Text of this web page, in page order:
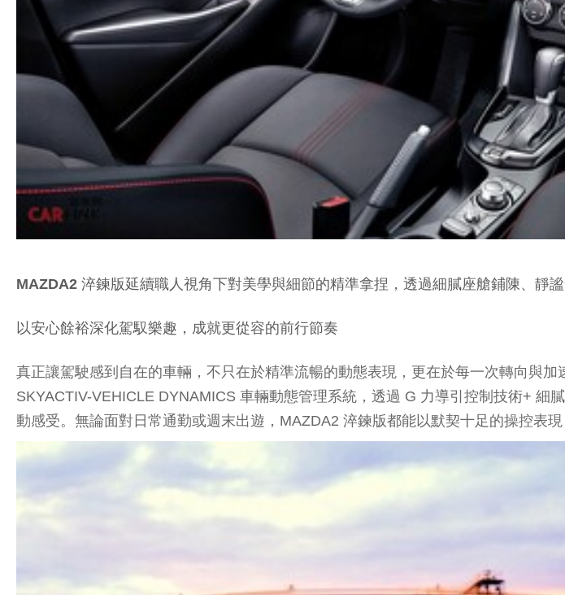
MAZDA2 淬鍊版延續職人視角下對美學與細節的精準拿捏，透過細膩座艙鋪陳、靜
以安心餘裕深化駕馭樂趣，成就更從容的前行節奏
真正讓駕駛感到自在的車輛，不只在於精準流暢的動態表現，更在於每一次轉向與
SKYACTIV-VEHICLE DYNAMICS 車輛動態管理系統，透過 G 力導引控制技術+ 細
動感受。無論面對日常通勤或週末出遊，MAZDA2 淬鍊版都能以默契十足的操控表